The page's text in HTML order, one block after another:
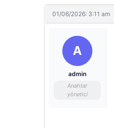
01/06/2026: 3:11 am
A
admin
Anahtar
yönetici